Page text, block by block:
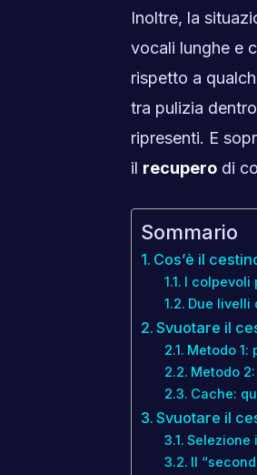
Inoltre, la
vocali lunghe e
rispetto a
tra pulizia
ripresenti. E
il recupero di
Sommario
Cos’è il
I colpevoli
Due livelli
Svuotare il
Metodo
Metodo
Cache:
Svuotare il
Selezione
Il